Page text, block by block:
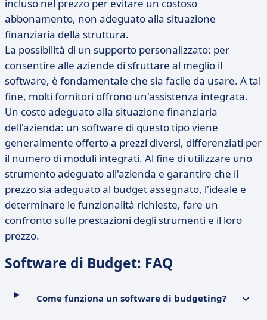
incluso nel prezzo per evitare un costoso
abbonamento, non adeguato alla situazione
finanziaria della struttura.
La possibilità di un supporto personalizzato: per
consentire alle aziende di sfruttare al meglio il
software, è fondamentale che sia facile da usare. A tal
fine, molti fornitori offrono un'assistenza integrata.
Un costo adeguato alla situazione finanziaria
dell'azienda: un software di questo tipo viene
generalmente offerto a prezzi diversi, differenziati per
il numero di moduli integrati. Al fine di utilizzare uno
strumento adeguato all'azienda e garantire che il
prezzo sia adeguato al budget assegnato, l'ideale e
determinare le funzionalità richieste, fare un
confronto sulle prestazioni degli strumenti e il loro
prezzo.
Software di Budget: FAQ
Come funziona un software di budgeting?